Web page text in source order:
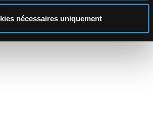
nécessaires uniquement